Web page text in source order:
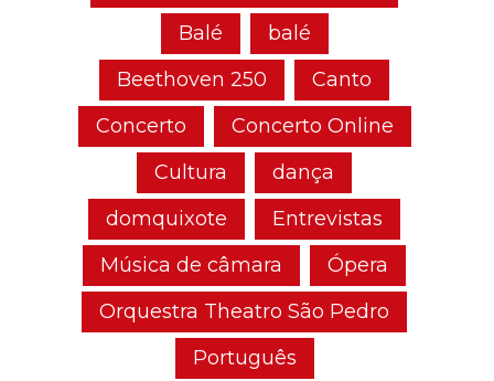
Balé
balé
Beethoven 250
Canto
Concerto
Concerto Online
Cultura
dança
domquixote
Entrevistas
Música de câmara
Ópera
Orquestra Theatro São Pedro
Português